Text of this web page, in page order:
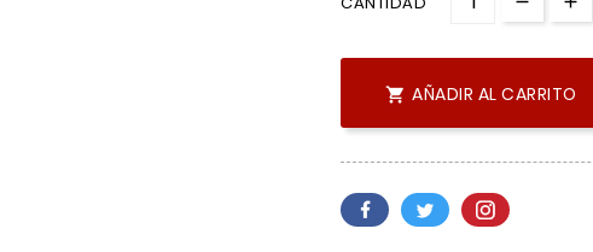
 AÑADIR AL CARRITO